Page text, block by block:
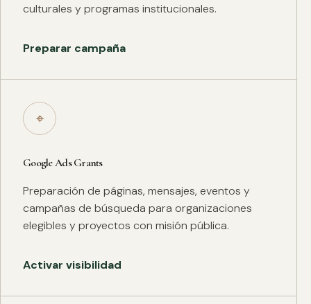
culturales y programas institucionales.
Preparar campaña
⌖
Google Ads Grants
Preparación de páginas, mensajes, eventos y
campañas de búsqueda para organizaciones
elegibles y proyectos con misión pública.
Activar visibilidad